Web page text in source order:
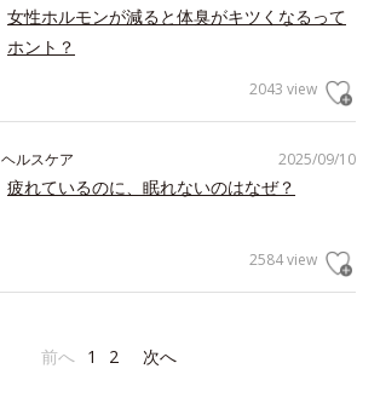
女性ホルモンが減ると体臭がキツくなるって
ホント？
2043 view
2025/09/10
ヘルスケア
疲れているのに、眠れないのはなぜ？
2584 view
前へ 1 2 次へ